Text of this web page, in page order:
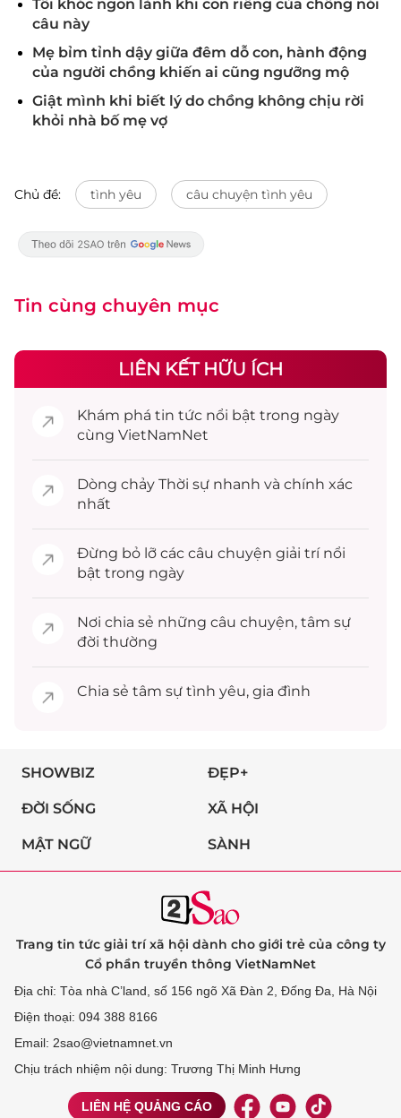
Tôi khóc ngon lành khi con riêng của chồng nói
câu này
Mẹ bỉm tỉnh dậy giữa đêm dỗ con, hành động
của người chồng khiến ai cũng ngưỡng mộ
Giật mình khi biết lý do chồng không chịu rời
khỏi nhà bố mẹ vợ
Chủ đề: tình yêu câu chuyện tình yêu
Tin cùng chuyên mục
LIÊN KẾT HỮU ÍCH
Khám phá tin tức nổi bật trong ngày
cùng VietNamNet
Dòng chảy Thời sự nhanh và chính xác
nhất
Đừng bỏ lỡ các câu chuyện giải trínổi
bật trong ngày
Nơi chia sẻ những câu chuyện, tâm sự
đời thường
Chia sẻ tâm sự tình yêu, gia đình
SHOWBIZ ĐẸP+
ĐỜI SỐNG XÃ HỘI
MẬT NGỮ SÀNH
Trang tin tức giải trí xã hội dành cho giới trẻ của công ty
Cổ phần truyền thông VietNamNet
Địa chỉ: Tòa nhà C’land, số 156 ngõ Xã Đàn 2, Đống Đa, Hà Nội
Điện thoại: 094 388 8166
Email: 2sao@vietnamnet.vn
Chịu trách nhiệm nội dung: Trương Thị Minh Hưng
LIÊN HỆ QUẢNG CÁO